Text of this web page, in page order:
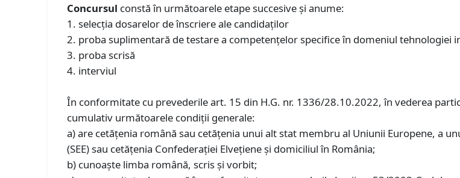
Concursul constă în următoarele etape succesive şi anume:
1. selecţia dosarelor de înscriere ale candidaţilor
2. proba suplimentară de testare a competențelor specifice în domeniul tehnologiei
3. proba scrisă
4. interviul
În conformitate cu prevederile art. 15 din H.G. nr. 1336/28.10.2022, în vederea
cumulativ următoarele condiţii generale:
a) are cetăţenia română sau cetăţenia unui alt stat membru al Uniunii Europene, a
(SEE) sau cetățenia Confederației Elvețiene și domiciliul în România;
b) cunoaşte limba română, scris şi vorbit;